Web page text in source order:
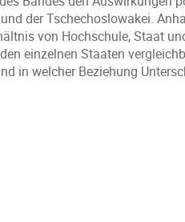
der Tschechoslowakei.
von Hochschule, Staat
einzelnen Staaten
in welcher Beziehung